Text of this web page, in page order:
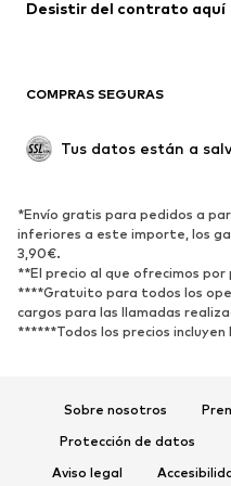
Abrigos
Tallas grandes
Reciclado
ZAPATOS
Nuevo
Zapatillas de deporte
Zapatos de tacón y
Exclusivo
Desistir del contrato aquí
COMPRAS SEGURAS
Tus datos están a
*Envío gratis para pedidos a
inferiores a este importe, los
3,90€.
**El precio al que ofrecimos
****Gratuito para todos los
cargos para las llamadas
******Todos los precios incluyen
Sobre nosotros
Protección de datos
Aviso legal